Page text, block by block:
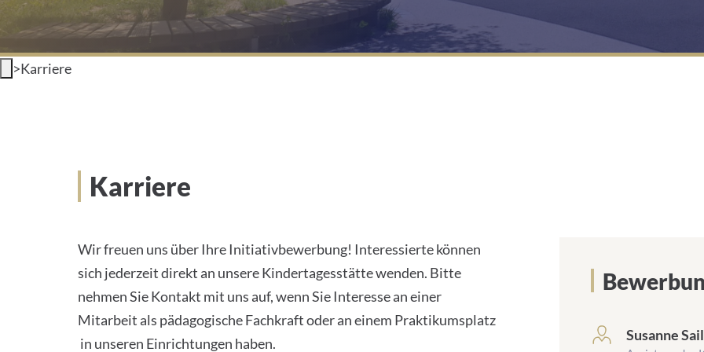
>Karriere
Karriere
Wir freuen uns über Ihre Initiativbewerbung! Interessierte können
sich jederzeit direkt an unsere Kindertagesstätte wenden. Bitte
nehmen Sie Kontakt mit uns auf, wenn Sie Interesse an einer
Mitarbeit als pädagogische Fachkraft oder an einem Praktikumsplatz
in unseren Einrichtungen haben.
frontend.sr-
Susanne